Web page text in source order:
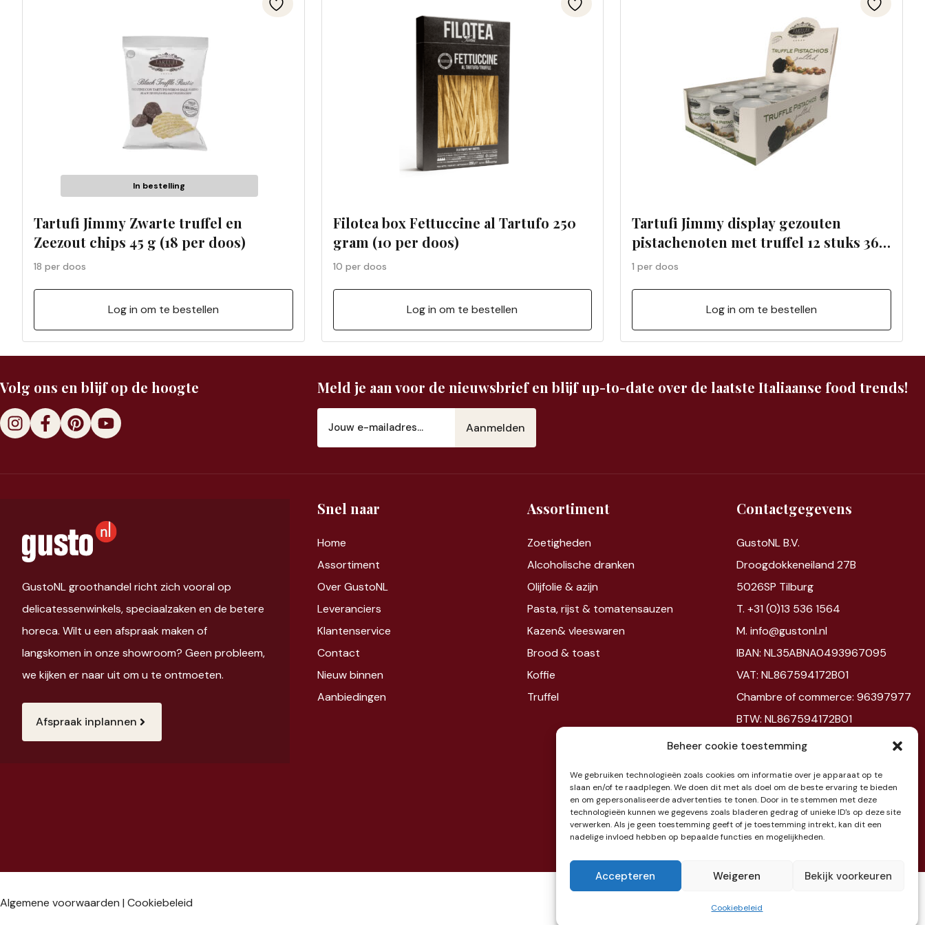
Beheer cookie toestemming
We gebruiken technologieën zoals cookies om informatie over je apparaat op te
slaan en/of te raadplegen. We doen dit met als doel om de beste ervaring te bieden
en om gepersonaliseerde advertenties te tonen. Door in te stemmen met deze
technologieën kunnen we gegevens zoals bladeren gedrag of unieke ID's op deze site
verwerken. Als je geen toestemming geeft of je toestemming intrekt, kan dit een
nadelige invloed hebben op bepaalde functies en mogelijkheden.
Accepteren Weigeren Bekijk voorkeuren
Cookiebeleid
In bestelling
Tartufi Jimmy Zwarte truffel en
Zeezout chips 45 g (18 per doos)
18 per doos
Log in om te bestellen
Filotea box Fettuccine al Tartufo 250
gram (10 per doos)
10 per doos
Log in om te bestellen
Tartufi Jimmy display gezouten
pistachenoten met truffel 12 stuks 36
g (1 per doos)
1 per doos
Log in om te bestellen
Volg ons en blijf op de hoogte Meld je aan voor de nieuwsbrief en blijf up-to-date over de laatste Italiaanse food trends!
mailadres
GustoNL groothandel richt zich vooral op
delicatessenwinkels, speciaalzaken en de betere
horeca. Wilt u een afspraak maken of
langskomen in onze showroom? Geen probleem,
we kijken er naar uit om u te ontmoeten.
Afspraak inplannen
Snel naar
Home
Assortiment
Over GustoNL
Leveranciers
Klantenservice
Contact
Nieuw binnen
Aanbiedingen
Assortiment
Zoetigheden
Alcoholische dranken
Olijfolie & azijn
Pasta, rijst & tomatensauzen
Kazen&vleeswaren
Brood & toast
Koffie
Truffel
Contactgegevens
GustoNL B.V.
Droogdokkeneiland 27B
5026SP Tilburg
T. +31 (0)13 536 1564
M. info@gustonl.nl
IBAN: NL35ABNA0493967095
VAT: NL867594172B01
Chambre of commerce: 96397977
BTW: NL867594172B01
Showroom
Jaarbeursplein 6
3521 AL Utrecht
Etage 3
Algemene voorwaarden | Cookiebeleid